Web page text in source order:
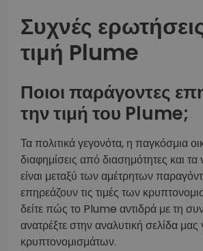
Συχνές
τιμή Plume
Ποιοι παράγοντες
την τιμή του Plume;
Τα πολιτικά γεγονότα, η παγκόσμια
διαφημίσεις από διασημότητες και
είναι μεταξύ των αμέτρητων
επηρεάζουν τις τιμές των
δείτε πώς το Plume αντιδρά με τη
ανατρέξτε στην αναλυτική σελίδα μας
κρυπτονομισμάτων.